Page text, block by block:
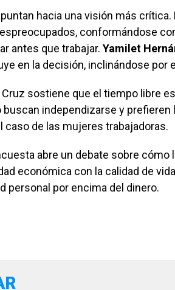
hacia una visión más crítica.
conformándose
antes que trabajar. Yamilet
en la decisión, inclinándose por
sostiene que el tiempo libre
independizarse y prefieren
caso de las mujeres trabajadoras.
abre un debate sobre cómo
económica con la calidad de
personal por encima del dinero.